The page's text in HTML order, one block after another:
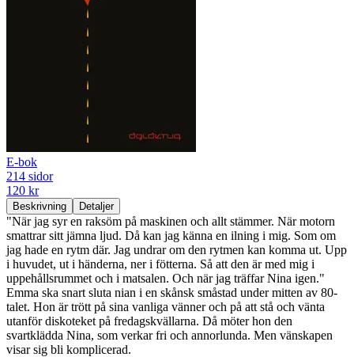
E-bok
214 sidor
120 kr
Beskrivning Detaljer
"När jag syr en raksöm på maskinen och allt stämmer. När motorn
smattrar sitt jämna ljud. Då kan jag känna en ilning i mig. Som om
jag hade en rytm där. Jag undrar om den rytmen kan komma ut. Upp
i huvudet, ut i händerna, ner i fötterna. Så att den är med mig i
uppehållsrummet och i matsalen. Och när jag träffar Nina igen."
Emma ska snart sluta nian i en skånsk småstad under mitten av 80-
talet. Hon är trött på sina vanliga vänner och på att stå och vänta
utanför diskoteket på fredagskvällarna. Då möter hon den
svartklädda Nina, som verkar fri och annorlunda. Men vänskapen
visar sig bli komplicerad.